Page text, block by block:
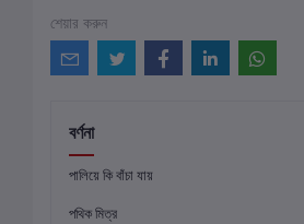
শেয়ার করুন
বর্ণনা
পালিয়ে কি বাঁচা যায়
পথিক মিত্র